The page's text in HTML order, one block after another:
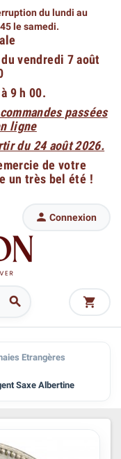
du lundi au
le samedi.
vendredi 7 août
9 h 00.
passées
ligne
du 24 août 2026.
de votre
un très bel été !

 Connexion

Etrangères
Saxe Albertine